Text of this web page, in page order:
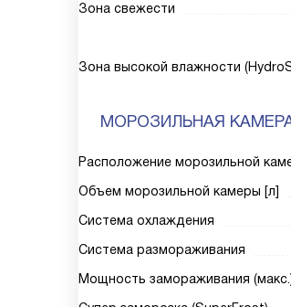
Зона свежести
Зона высокой влажности
МОРОЗИЛЬНАЯ
Расположение морозильной
Объем морозильной камеры [л]
Система охлаждения
Система размораживания
Мощность замораживания (макс.)